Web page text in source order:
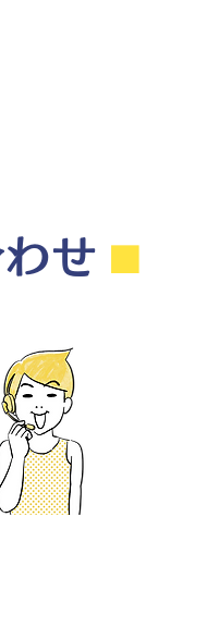
苦しそうな男性のイラスト
せ ⬛︎